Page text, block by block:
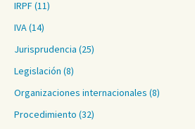
IRPF(11)
IVA(14)
Jurisprudencia (25)
Legislación (8)
Organizaciones internacionales (8)
Procedimiento (32)